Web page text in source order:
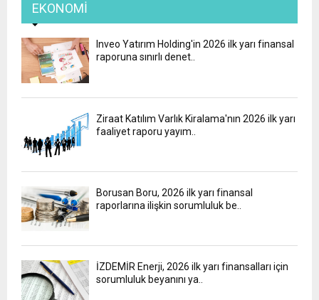
EKONOMI
Inveo Yatırım Holding'in 2026 ilk yarı finansal
raporuna sınırlı denet..
Ziraat Katılım Varlık Kiralama'nın 2026 ilk yarı
faaliyet raporu yayım..
Borusan Boru, 2026 ilk yarı finansal
raporlarına ilişkin sorumluluk be..
İZDEMİR Enerji, 2026 ilk yarı finansalları için
sorumluluk beyanını ya..